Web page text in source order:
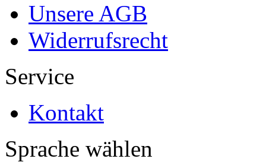
Unsere AGB
Widerrufsrecht
Service
Kontakt
Sprache wählen